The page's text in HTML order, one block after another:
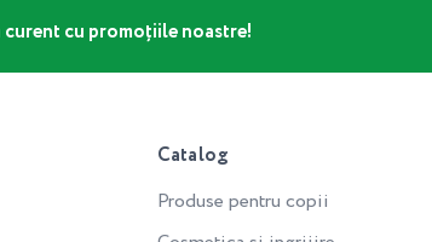
cu promoțiile noastre!
Catalog
Produse pentru copii